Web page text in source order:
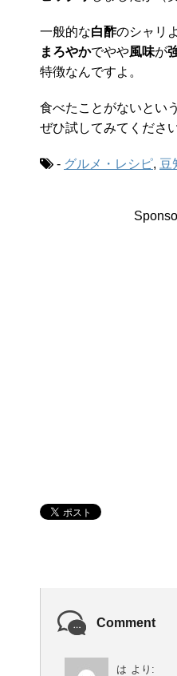
一般的な白酢のシャリ
まろやかでやや風味が
特徴なんですよ。
食べたことがないとい
ぜひ試してみてくださ
- グルメ・レシピ, 豆
Comment
は より: